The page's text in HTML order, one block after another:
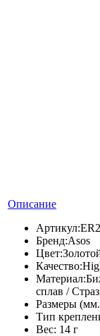
Описание
Артикул:
Бренд:Asos
Цвет:
Качество:
Материал:
сплав /
Размеры
Тип
Вес: 14 г